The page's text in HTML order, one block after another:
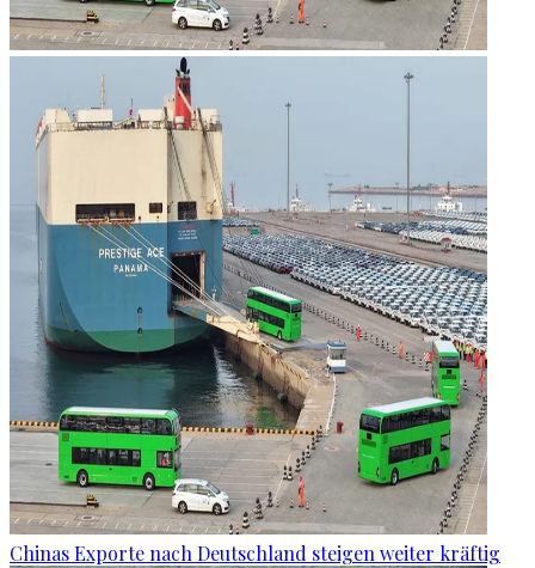
Chinas Exporte nach Deutschland steigen weiter kräftig